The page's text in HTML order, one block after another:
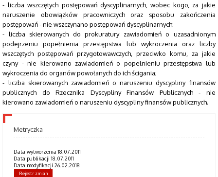
- liczba wszczętych postępowań dyscyplinarnych, wobec kogo, za jakie
naruszenie obowiązków pracowniczych oraz sposobu zakończenia
postępowań - nie wszczynano postępowań dyscyplinarnych;
- liczba skierowanych do prokuratury zawiadomień o uzasadnionym
podejrzeniu popełnienia przestępstwa lub wykroczenia oraz liczby
wszczętych postępowań przygotowawczych, przeciwko komu, za jakie
czyny - nie kierowano zawiadomień o popełnieniu przestępstwa lub
wykroczenia do organów powołanych do ich ścigania;
- liczba skierowanych zawiadomień o naruszeniu dyscypliny finansów
publicznych do Rzecznika Dyscypliny Finansów Publicznych - nie
kierowano zawiadomień o naruszeniu dyscypliny finansów publicznych.
Metryczka
Data wytworzenia 18.07.2011
Data publikacji 18.07.2011
Data modyfikacji 26.02.2018
Rejestr zmian